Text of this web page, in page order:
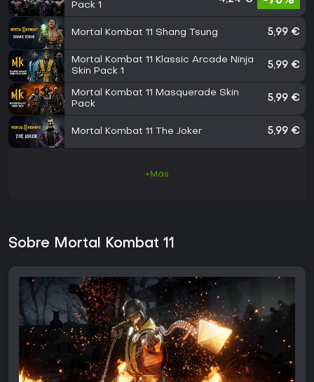
Pack 1
Mortal Kombat 11 Shang Tsung 5,99 €
Mortal Kombat 11 Klassic Arcade Ninja
Skin Pack 1
5,99 €
Mortal Kombat 11 Masquerade Skin
Pack
5,99 €
Mortal Kombat 11 The Joker 5,99 €
+Más
Sobre Mortal Kombat 11